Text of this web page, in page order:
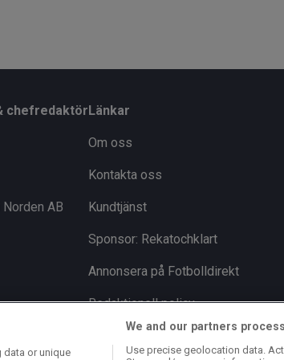
chefredaktör
AB
Länkar
Om oss
Kontakta oss
Kundtjänst
Sponsor: Rekatochklart
Annonsera på Fotbolldirekt
Redaktionell policy
Personuppgiftspolicy
data or unique
We and our partners
Use precise geolocation data.